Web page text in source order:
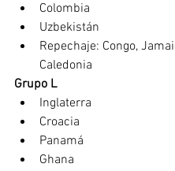
Colombia
Uzbekistán
Repechaje: Congo,
Caledonia
Grupo L
Inglaterra
Croacia
Panamá
Ghana